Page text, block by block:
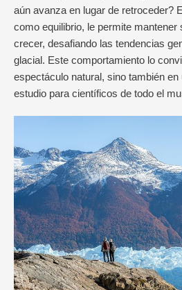
aún avanza en lugar de retroceder?
como equilibrio, le permite mantener
crecer, desafiando las tendencias
glacial. Este comportamiento lo
espectáculo natural, sino también en
estudio para científicos de todo el